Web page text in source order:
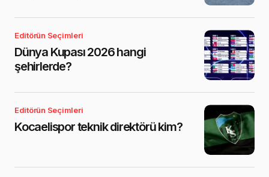
Editörün Seçimleri
Dünya Kupası 2026 hangi
şehirlerde?
Editörün Seçimleri
Kocaelispor teknik direktörü kim?